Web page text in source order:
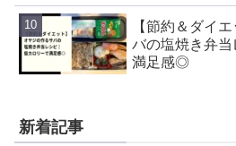
【節約＆ダイ
バの塩焼き弁
満足感◎
新着記事